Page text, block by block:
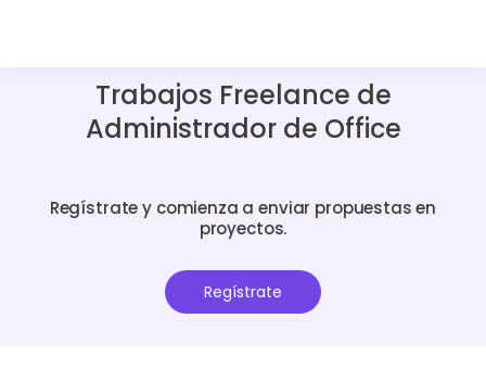
Trabajos Freelance de
Administrador de Office
Regístrate y comienza a enviar propuestas en
proyectos.
Regístrate